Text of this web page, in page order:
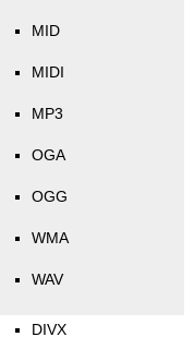
MID
MIDI
MP3
OGA
OGG
WMA
WAV
DIVX